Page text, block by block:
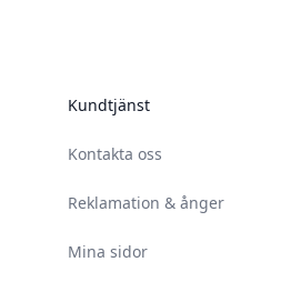
Kundtjänst
Kontakta oss
Reklamation & ånger
Mina sidor